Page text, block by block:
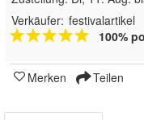
Verkäufer: festivalartikel
100%
Merken Teilen